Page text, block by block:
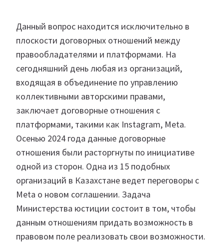
Данный вопрос находится исключительно в
плоскости договорных отношений между
правообладателями и платформами. На
сегодняшний день любая из организаций,
входящая в объединение по управлению
коллективными авторскими правами,
заключает договорные отношения с
платформами, такими как Instagram, Meta.
Осенью 2024 года данные договорные
отношения были расторгнуты по инициативе
одной из сторон. Одна из 15 подобных
организаций в Казахстане ведет переговоры с
Meta о новом соглашении. Задача
Министерства юстиции состоит в том, чтобы
данным отношениям придать возможность в
правовом поле реализовать свои возможности.